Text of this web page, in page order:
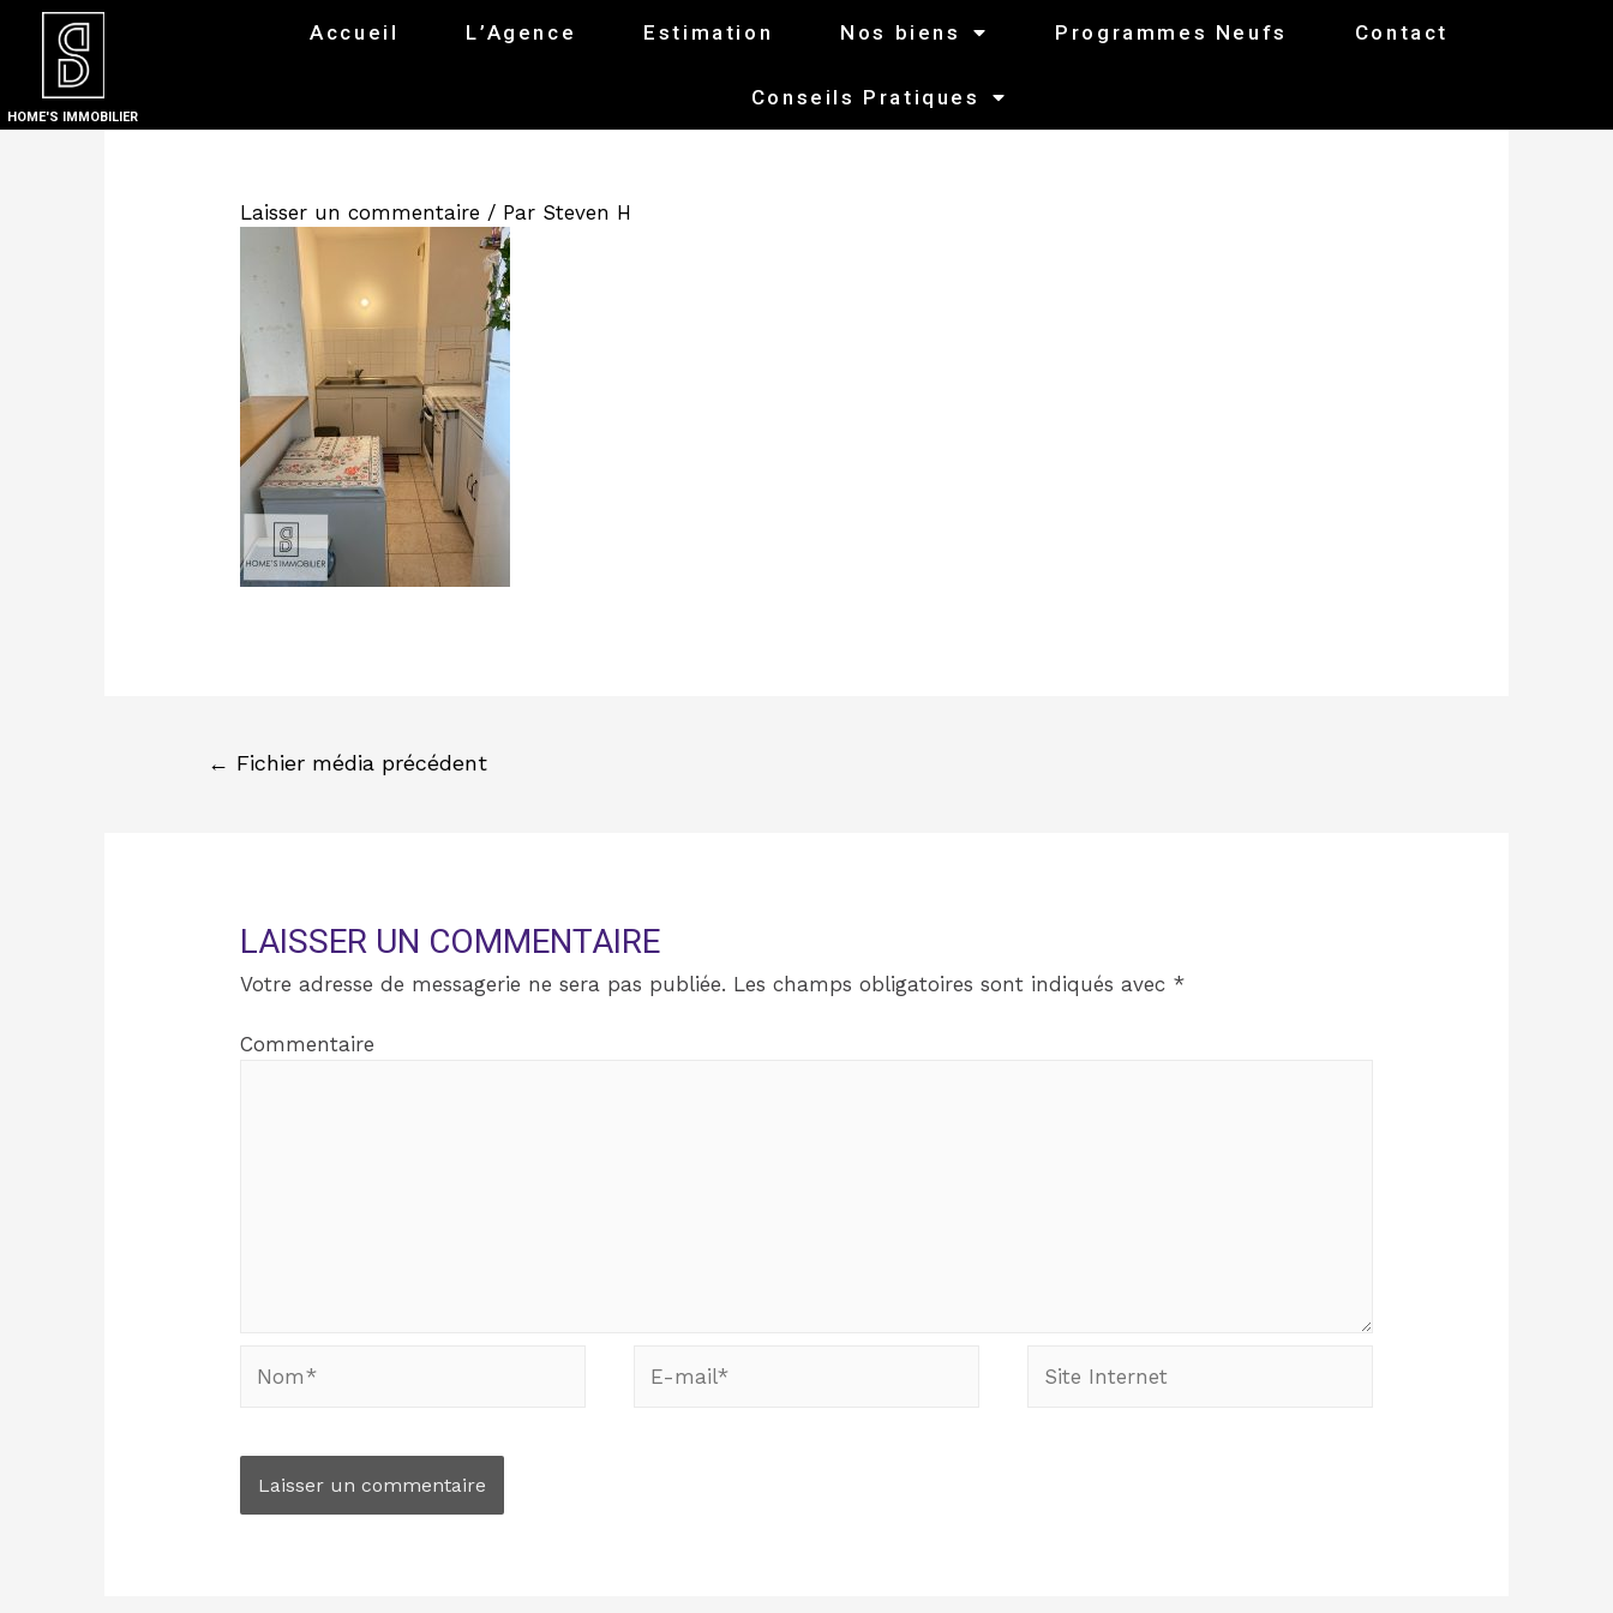
HOME'S IMMOBILIER
Accueil L’Agence Estimation Nos biens Programmes Neufs Contact
Conseils Pratiques
Laisser un commentaire / Par Steven H
← Fichier média précédent
LAISSER UN COMMENTAIRE
Votre adresse de messagerie ne sera pas publiée. Les champs obligatoires sont indiqués avec *
Commentaire